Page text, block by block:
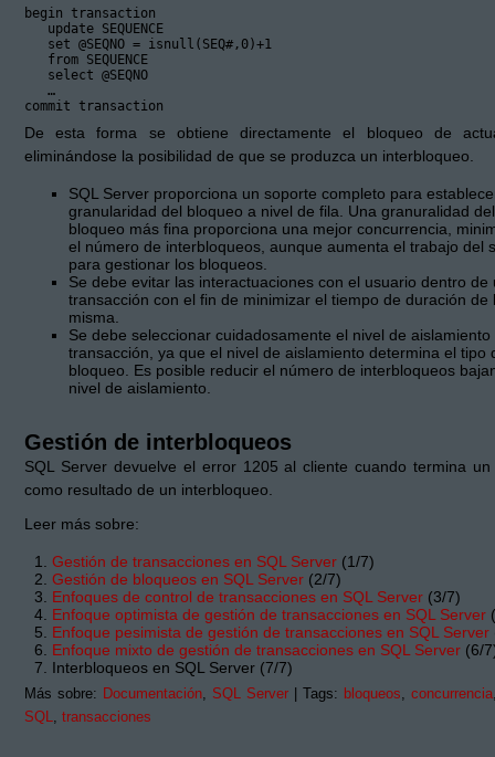
begin transaction
   update SEQUENCE
   set @SEQNO = isnull(SEQ#,0)+1
   from SEQUENCE
   select @SEQNO
   …
commit transaction
De esta forma se obtiene directamente el bloqueo de
eliminándose la posibilidad de que se produzca un interbloqueo.
SQL Server proporciona un soporte completo para
granularidad del bloqueo a nivel de fila. Una granuralidad del
bloqueo más fina proporciona una mejor concurrencia,
el número de interbloqueos, aunque aumenta el trabajo del
para gestionar los bloqueos.
Se debe evitar las interactuaciones con el usuario dentro de
transacción con el fin de minimizar el tiempo de duración de
misma.
Se debe seleccionar cuidadosamente el nivel de aislamiento
transacción, ya que el nivel de aislamiento determina el tipo
bloqueo. Es posible reducir el número de interbloqueos
nivel de aislamiento.
Gestión de interbloqueos
SQL Server devuelve el error 1205 al cliente cuando termina un
como resultado de un interbloqueo.
Leer más sobre:
Gestión de transacciones en SQL Server (1/7)
Gestión de bloqueos en SQL Server (2/7)
Enfoques de control de transacciones en SQL Server (3/7)
Enfoque optimista de gestión de transacciones en SQL Server
Enfoque pesimista de gestión de transacciones en SQL Server
Enfoque mixto de gestión de transacciones en SQL Server (6/
Interbloqueos en SQL Server (7/7)
Más sobre: Documentación, SQL Server | Tags: bloqueos, concurrencia
SQL, transacciones